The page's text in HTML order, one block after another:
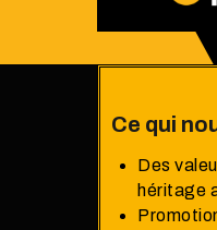
Ce qui
Des
héritage